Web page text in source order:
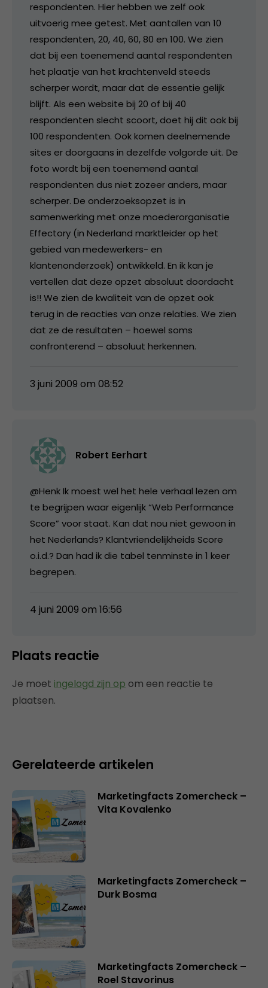
respondenten. Hier hebben we zelf ook
uitvoerig mee getest. Met aantallen van 10
respondenten, 20, 40, 60, 80 en 100. We zien
dat bij een toenemend aantal respondenten
het plaatje van het krachtenveld steeds
scherper wordt, maar dat de essentie gelijk
blijft. Als een website bij 20 of bij 40
respondenten slecht scoort, doet hij dit ook bij
100 respondenten. Ook komen deelnemende
sites er doorgaans in dezelfde volgorde uit. De
foto wordt bij een toenemend aantal
respondenten dus niet zozeer anders, maar
scherper. De onderzoeksopzet is in
samenwerking met onze moederorganisatie
Effectory (in Nederland marktleider op het
gebied van medewerkers- en
klantenonderzoek) ontwikkeld. En ik kan je
vertellen dat deze opzet absoluut doordacht
is!! We zien de kwaliteit van de opzet ook
terug in de reacties van onze relaties. We zien
dat ze de resultaten – hoewel soms
confronterend – absoluut herkennen.
3 juni 2009 om 08:52
Robert Eerhart
@Henk Ik moest wel het hele verhaal lezen om
te begrijpen waar eigenlijk “Web Performance
Score” voor staat. Kan dat nou niet gewoon in
het Nederlands? Klantvriendelijkheids Score
o.i.d.? Dan had ik die tabel tenminste in 1 keer
begrepen.
4 juni 2009 om 16:56
Plaats reactie
Je moet ingelogd zijn op om een reactie te
plaatsen.
Gerelateerde artikelen
Marketingfacts Zomercheck –
Vita Kovalenko
Marketingfacts Zomercheck –
Durk Bosma
Marketingfacts Zomercheck –
Roel Stavorinus